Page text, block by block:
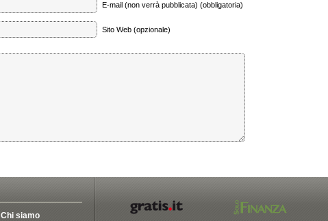
E-mail (non verrà pubblicata) (obbligatoria)
Sito Web (opzionale)
Chi siamo